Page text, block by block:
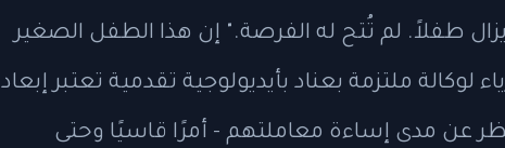
طفلاً. لم تُتح له الفرصة." إن هذا الطفل الصغير
ملتزمة بعناد بأيديولوجية تقدمية تعتبر إبعاد
عن مدى إساءة معاملتهم - أمرًا قاسيًا وحتى